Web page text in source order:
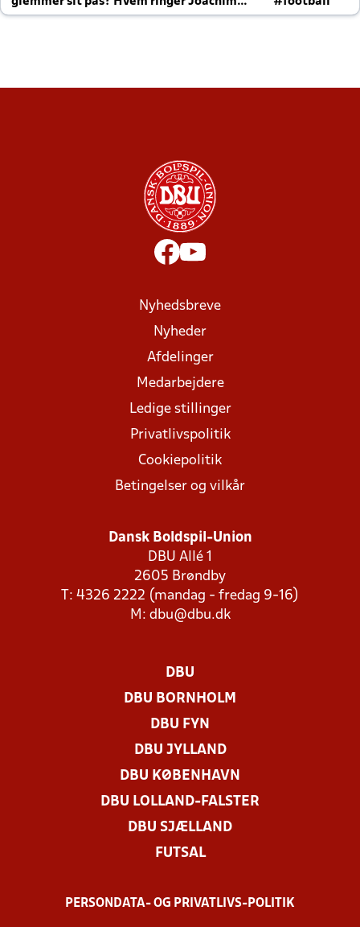
altid til efter kampe?
Nyhedsbreve
Nyheder
Afdelinger
Medarbejdere
Ledige stillinger
Privatlivspolitik
Cookiepolitik
Betingelser og vilkår
Dansk Boldspil-Union
DBU Allé 1
2605 Brøndby
T: 4326 2222 (mandag - fredag 9-16)
M: dbu@dbu.dk
DBU
DBU BORNHOLM
DBU FYN
DBU JYLLAND
DBU KØBENHAVN
DBU LOLLAND-FALSTER
DBU SJÆLLAND
FUTSAL
PERSONDATA- OG PRIVATLIVS-POLITIK